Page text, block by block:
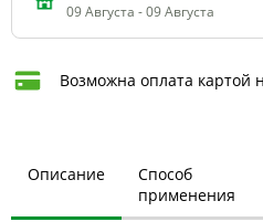
09 Августа - 09 Августа
Возможна оплата картой
Описание
Способ
применения